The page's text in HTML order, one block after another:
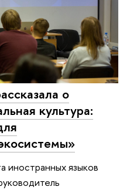
о
культура:
иностранных языков